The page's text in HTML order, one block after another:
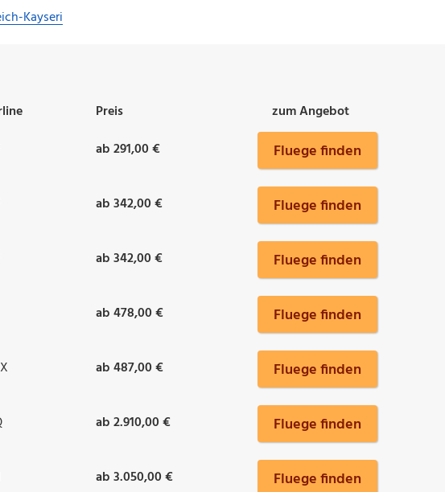
Kayseri
Preis
zum Angebot
ab 291,00 € Fluege finden
ab 342,00 € Fluege finden
ab 342,00 € Fluege finden
ab 478,00 € Fluege finden
ab 487,00 € Fluege finden
ab 2.910,00 € Fluege finden
ab 3.050,00 € Fluege finden